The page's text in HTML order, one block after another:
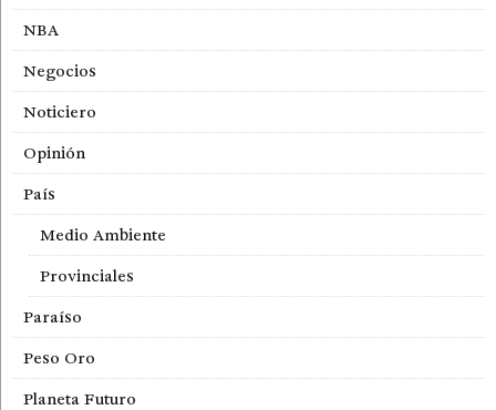
NBA
Negocios
Noticiero
Opinión
País
Medio Ambiente
Provinciales
Paraíso
Peso Oro
Planeta Futuro